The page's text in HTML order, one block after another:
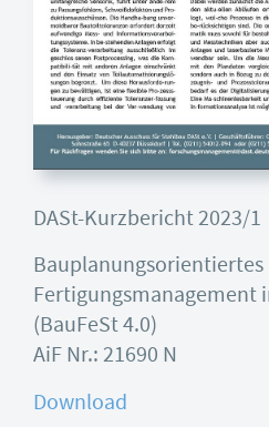
DASt-Kurzbericht 2023/1
Bauplanungsorientiertes
Fertigungsmanagement
(BauFeSt 4.0)
AiF Nr.: 21690 N
Download